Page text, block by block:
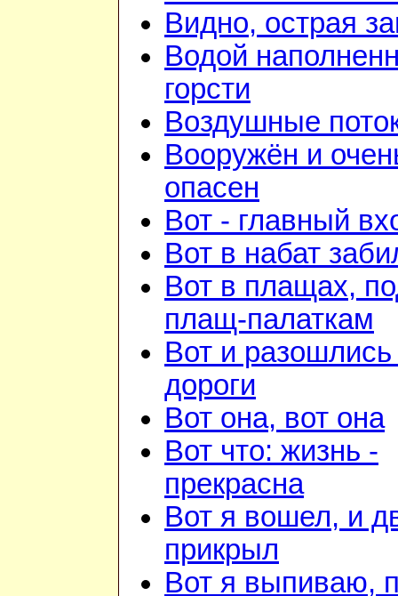
Видно, острая
Водой
горсти
Воздушные
Вооружён и
опасен
Вот - главный
Вот в набат
Вот в плащах,
плащ-палаткам
Вот и разошлись
дороги
Вот она, вот она
Вот что: жизнь -
прекрасна
Вот я вошел, и
прикрыл
Вот я выпиваю,